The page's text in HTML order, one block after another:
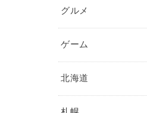
グルメ
ゲーム
北海道